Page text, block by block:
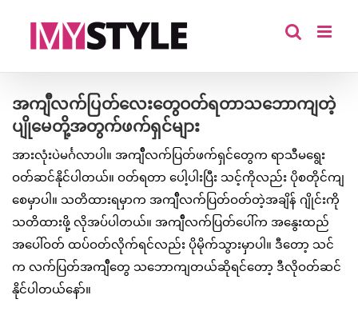
အကျ်ီလက်ပြတ်လေးတွေဝတ်ရတာသဘောကျတဲ့
ပျိုမေတို့အတွက်ဖက်ရှင်များ
အားလုံးပဲမင်္ဂလာပါ။ အကျ်ီလက်ပြတ်ဖက်ရှင်တွေက ရာသီမရွေး
ဝတ်ဆင်နိုင်ပါတယ်။ ဝတ်ရတာ ပေါ့ပါးပြီး သင့်ကိုလည်း ပိုစတိုင်ကျ
စေမှာပါ။ သတိထားရမှာက အကျ်ီလက်ပြတ်ဝတ်တဲ့အချိန် ဂျိုင်းကို
သတိထားဖို့ လိုအပ်ပါတယ်။ အကျ်ီလက်ပြတ်ပေါ်က အနွေးထည်
အပေါ်ဝတ် ထပ်ဝတ်လိုက်ရင်လည်း ပိုမိုက်သွားမှာပါ။ ဒီတော့ သင်
က လက်ပြတ်အကျ်ီတွေ သဘောကျတယ်ဆိုရင်တော့ ဒီလိုဝတ်ဆင်
နိုင်ပါတယ်နော်။